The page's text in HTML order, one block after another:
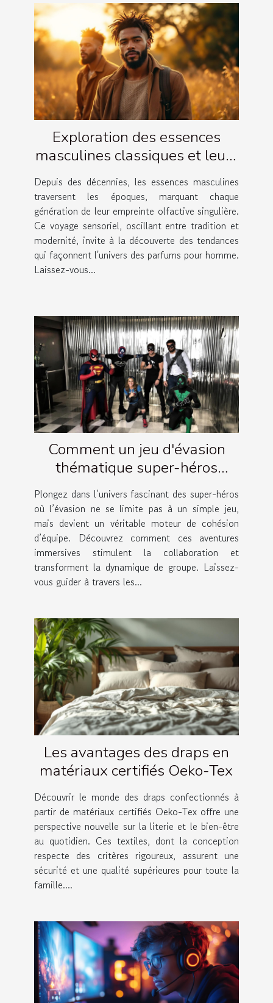
Exploration des essences
masculines classiques et leurs
évolutions
Depuis des décennies, les essences masculines
traversent les époques, marquant chaque
génération de leur empreinte olfactive singulière.
Ce voyage sensoriel, oscillant entre tradition et
modernité, invite à la découverte des tendances
qui façonnent l'univers des parfums pour homme.
Laissez-vous...
Comment un jeu d'évasion
thématique super-héros
renforce la cohésion d'équipe ?
Plongez dans l’univers fascinant des super-héros
où l’évasion ne se limite pas à un simple jeu,
mais devient un véritable moteur de cohésion
d’équipe. Découvrez comment ces aventures
immersives stimulent la collaboration et
transforment la dynamique de groupe. Laissez-
vous guider à travers les...
Les avantages des draps en
matériaux certifiés Oeko-Tex
Découvrir le monde des draps confectionnés à
partir de matériaux certifiés Oeko-Tex offre une
perspective nouvelle sur la literie et le bien-être
au quotidien. Ces textiles, dont la conception
respecte des critères rigoureux, assurent une
sécurité et une qualité supérieures pour toute la
famille....